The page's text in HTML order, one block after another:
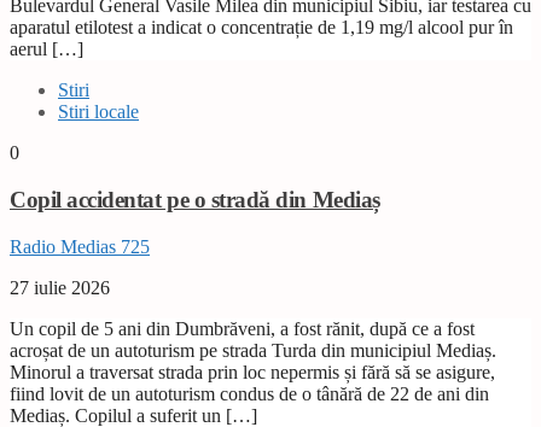
Bulevardul General Vasile Milea din municipiul Sibiu, iar testarea cu
aparatul etilotest a indicat o concentrație de 1,19 mg/l alcool pur în
aerul […]
Stiri
Stiri locale
0
Copil accidentat pe o stradă din Mediaș
Radio Medias 725
27 iulie 2026
Un copil de 5 ani din Dumbrăveni, a fost rănit, după ce a fost
acroșat de un autoturism pe strada Turda din municipiul Mediaș.
Minorul a traversat strada prin loc nepermis și fără să se asigure,
fiind lovit de un autoturism condus de o tânără de 22 de ani din
Mediaș. Copilul a suferit un […]